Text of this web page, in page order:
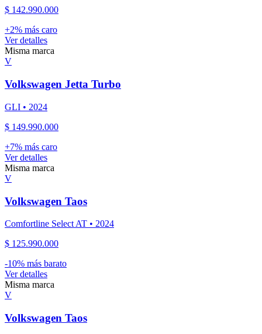
$ 142.990.000
+2% más caro
Ver detalles
Misma marca
V
Volkswagen Jetta Turbo
GLI • 2024
$ 149.990.000
+7% más caro
Ver detalles
Misma marca
V
Volkswagen Taos
Comfortline Select AT • 2024
$ 125.990.000
-10% más barato
Ver detalles
Misma marca
V
Volkswagen Taos